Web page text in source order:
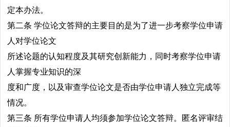
定本办法。
第二条 学位论文答辩的主要目的是为了进一步考察学位申请
人对学位论文
所述论题的认知程度及其研究创新能力，同时考察学位申请
人掌握专业知识的深
度和广度，以及审查学位论文是否由学位申请人独立完成等
情况。
第三条 所有学位申请人均须参加学位论文答辩。匿名评审结